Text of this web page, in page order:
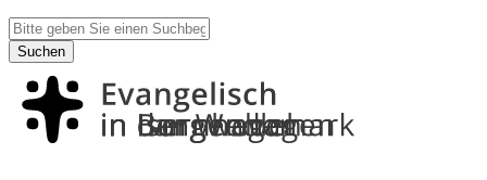
Suchen